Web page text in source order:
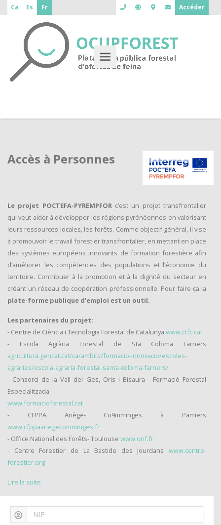
Ca Es Fr Accéder
Accès à Personnes
Le projet POCTEFA-PYREMPFORc’est un projet transfrontalier
qui veut aider à développer les régions pyrénéennes en valorisant
leurs ressources locales, les forêts. Comme objectif général, il vise
à promouvoir le travail forestier transfrontalier, en mettant en place
des systèmes européens innovants de formation forestière afin
d’améliorer les compétences des populations et l’économie du
territoire. Contribuer à la promotion et à la dignité du secteur en
créant un réseau de coopération professionnelle. Pour faire ça la
plate-forme publique d’emploi est un outil.
Les partenaires du projet:
- Centre de Ciència i Tecnologia Forestal de Catalunya www.ctfc.cat
- Escola Agrària Forestal de Sta Coloma Farners
agricultura.gencat.cat/ca/ambits/formacio-innovacio/escoles-
agraries/escola-agraria-forestal-santa-coloma-farners/
- Consorci de la Vall del Ges, Oris i Bisaura - Formació Forestal
Especialitzada
www.formacioforestal.cat
- CFPPA Ariège- Co9mminges à Pamiers
www.cfppaariegecomminges.fr
- Office National des Forêts- Toulouse www.onf.fr
- Centre Forestier de La Bastide des Jourdans www.centre-
forestier.org
Lire la suite